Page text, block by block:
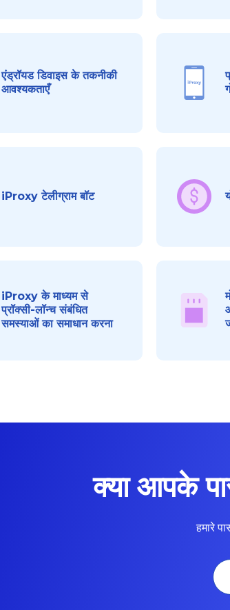
एंड्रॉयड डिवाइस के तकनीकी
आवश्यकताएँ
iProxy टेलीग्राम बॉट
iProxy के माध्यम से
प्रॉक्सी-लॉन्च संबंधित
समस्याओं का समाधान करना
क्या आपके
हमारे